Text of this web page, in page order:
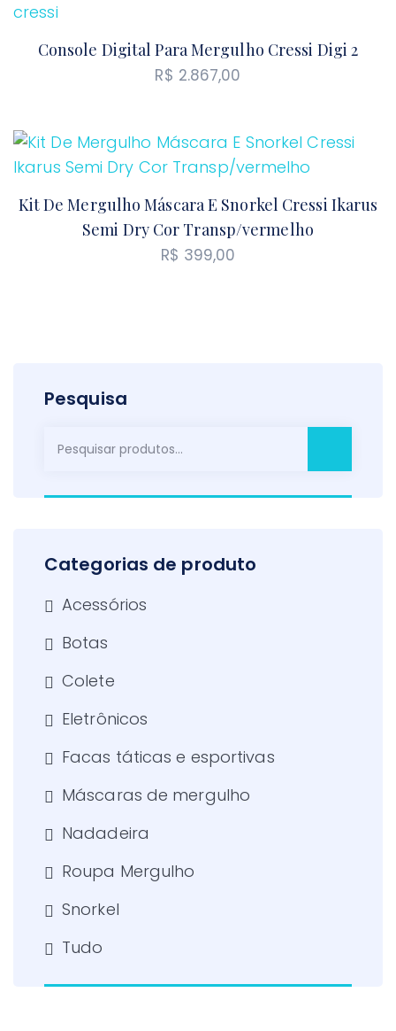
Console Digital Para Mergulho Cressi Digi 2
R$ 2.867,00
Kit De Mergulho Máscara E Snorkel Cressi Ikarus
Semi Dry Cor Transp/vermelho
R$ 399,00
Pesquisa
Pesquisar
Categorias de produto
Acessórios
Botas
Colete
Eletrônicos
Facas táticas e esportivas
Máscaras de mergulho
Nadadeira
Roupa Mergulho
Snorkel
Tudo